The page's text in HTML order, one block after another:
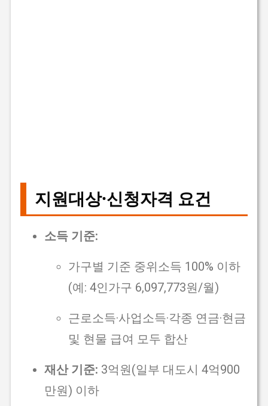
지원대상·신청자격 요건
소득 기준:
가구별 기준 중위소득 100% 이하
(예: 4인가구 6,097,773원/월)
근로소득·사업소득·각종 연금·현금
및 현물 급여 모두 합산
재산 기준: 3억원(일부 대도시 4억900
만원) 이하